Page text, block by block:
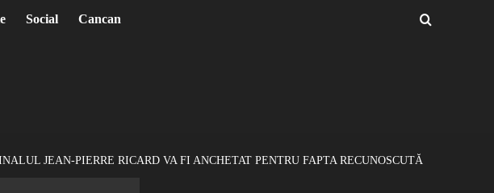
Social Cancan
JEAN-PIERRE RICARD VA FI ANCHETAT PENTRU FAPTA RECUNOSCUTĂ